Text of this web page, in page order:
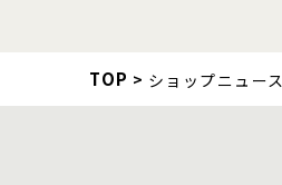
TOP ショップニュース